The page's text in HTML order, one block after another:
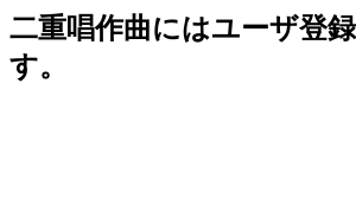
二重唱作曲にはユーザ登
す。